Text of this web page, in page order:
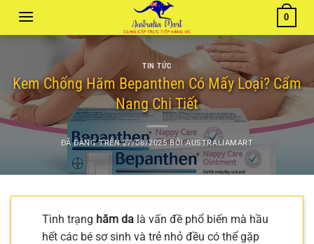
0
TIN TỨC
Kem Chống Hăm Bepanthen Có Mấy Loại? Cẩm
Nang Chi Tiết
ĐÃ ĐĂNG TRÊN27/08/2025 BỞIAUSTRALIAMART
Tình trạng hăm da là vấn đề phổ biến mà hầu
hết các bé sơ sinh và trẻ nhỏ đều có thể gặp